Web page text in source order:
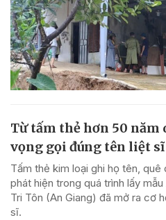
Từ tấm thẻ hơn 50 năm
vọng gọi đúng tên liệt sĩ
Tấm thẻ kim loại ghi họ tên, quê
phát hiện trong quá trình lấy
Tri Tôn (An Giang) đã mở ra cơ
sĩ.